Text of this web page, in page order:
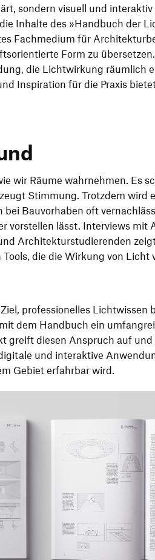
sondern visuell und
Inhalte des »Handbuch der
Fachmedium für
Form zu
die Lichtwirkung räumlich
Inspiration für die Praxis
wir Räume wahrnehmen. Es
Stimmung. Trotzdem wird
bei Bauvorhaben oft
vorstellen lässt. Interviews mit
Architekturstudierenden
die die Wirkung von Licht
professionelles Lichtwissen
dem Handbuch ein
greift diesen Anspruch auf
und interaktive
Gebiet erfahrbar wird.